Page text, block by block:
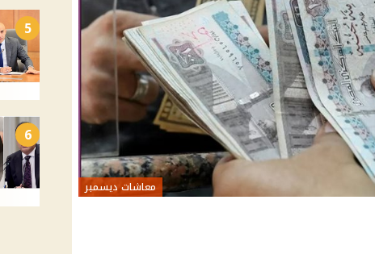
معاشات ديسمبر
5
6